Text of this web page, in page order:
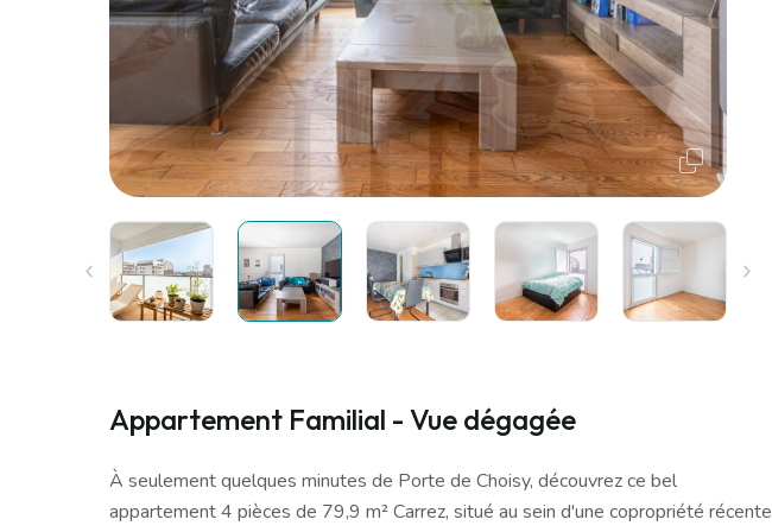
Appartement Familial - Vue dégagée
À seulement quelques minutes de Porte de Choisy, découvrez ce bel
appartement 4 pièces de 79,9 m² Carrez, situé au sein d'une copropriété récente